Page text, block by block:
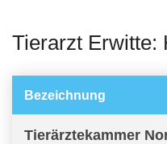
Tierarzt Erwitte:
Bezeichnung
Tierärztekammer